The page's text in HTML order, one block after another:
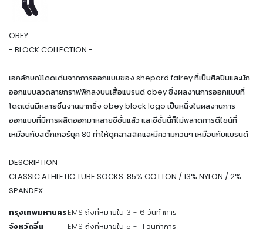
OBEY
- BLOCK COLLECTION -
.
เอกลักษณ์โดดเด่นจากการออกแบบของ shepard fairey ที่เป็นศิลปินและนัก
ออกแบบลวดลายกราฟฟิกลงบนเสื้อแบรนด์ obey ซึ่งผลงานการออกแบบที่
โดดเด่นมีหลายชิ้นงานมากซึ่ง obey block logo เป็นหนึ่งในผลงานการ
ออกแบบที่มีการผลิตออกมาหลายซีซั่นแล้ว และซีซั่นนี้ก็ไม่พลาดการดีไซน์ที่
เหมือนกับสติ๊กเกอร์ยุค 80 ทำให้ดูคลาสสิคและมีความกวนๆ เหมือนกับแบรนด์
DESCRIPTION
CLASSIC ATHLETIC TUBE SOCKS. 85% COTTON / 13% NYLON / 2%
SPANDEX.
กรุงเทพมหานครEMS ถึงที่หมายใน 3 - 6 วันทำการ
จังหวัดอื่น
EMS ถึงที่หมายใน 5 - 11 วันทำการ